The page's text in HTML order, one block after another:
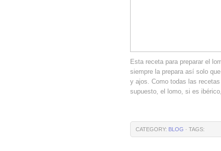
Esta receta para preparar el
siempre la prepara así solo
y ajos. Como todas las
supuesto, el lomo, si es
CATEGORY: BLOG · TAGS: